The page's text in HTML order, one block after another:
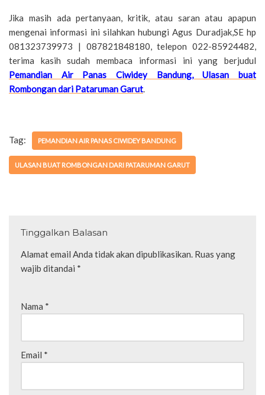
Jika masih ada pertanyaan, kritik, atau saran atau apapun
mengenai informasi ini silahkan hubungi Agus Duradjak,SE hp
081323739973 | 087821848180, telepon 022-85924482,
terima kasih sudah membaca informasi ini yang berjudul
Pemandian Air Panas Ciwidey Bandung, Ulasan buat
Rombongan dari Pataruman Garut.
Tag: PEMANDIAN AIR PANAS CIWIDEY BANDUNG
ULASAN BUAT ROMBONGAN DARI PATARUMAN GARUT
Tinggalkan Balasan
Alamat email Anda tidak akan dipublikasikan. Ruas yang
wajib ditandai *
Nama *
Email *